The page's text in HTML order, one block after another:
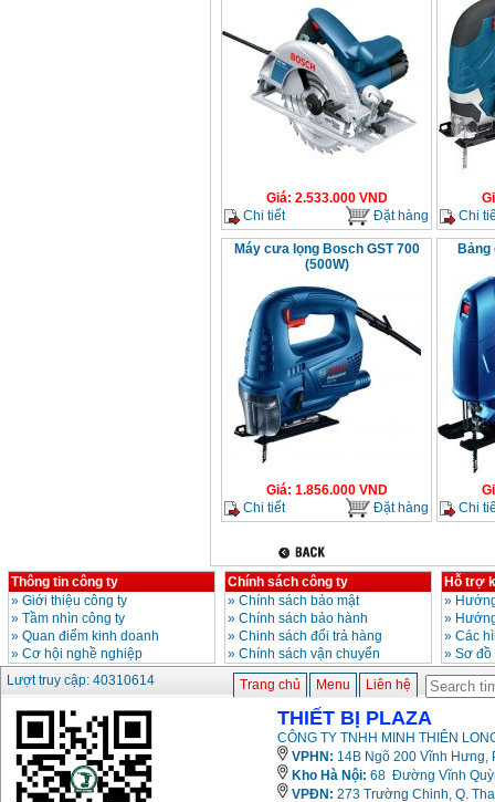
Giá: 2.533.000VND
Chi tiết
Đặt hàng
Chi
Máy cưa lọng Bosch GST 700
(500W)
Giá: 1.856.000VND
Chi tiết
Đặt hàng
Chi
Thông tin công ty
» Giới thiệu công ty
» Tầm nhìn công ty
» Quan điểm kinh doanh
» Cơ hội nghề nghiệp
Chính sách công ty
» Chính sách bảo mật
» Chính sách bảo hành
» Chinh sách đổi trả hàng
» Chính sách vận chuyển
Hỗ trợ
»
»
» Các
» Sơ
Lượt truy cập: 40310614
Trang chủ Menu Liên hệ
THIẾT BỊ PLAZA
CÔNG TY TNHH MINH THIÊN
VPHN: 14B Ngõ 200 Vĩnh Hưng,
Kho Hà Nội: 68 Đường Vĩnh
VPĐN: 273 Trường Chinh, Q.